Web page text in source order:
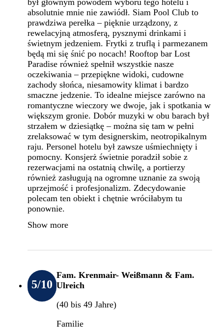
absolutnie mnie nie zawiódł. Siam Pool Club to
prawdziwa perełka – pięknie urządzony, z
rewelacyjną atmosferą, pysznymi drinkami i
świetnym jedzeniem. Frytki z truflą i parmezanem
będą mi się śnić po nocach! Rooftop bar Lost
Paradise również spełnił wszystkie nasze
oczekiwania – przepiękne widoki, cudowne
zachody słońca, niesamowity klimat i bardzo
smaczne jedzenie. To idealne miejsce zarówno na
romantyczne wieczory we dwoje, jak i spotkania w
większym gronie. Dobór muzyki w obu barach był
strzałem w dziesiątkę – można się tam w pełni
zrelaksować w tym designerskim, neotropikalnym
raju. Personel hotelu był zawsze uśmiechnięty i
pomocny. Konsjerż świetnie poradził sobie z
rezerwacjami na ostatnią chwilę, a portierzy
również zasługują na ogromne uznanie za swoją
uprzejmość i profesjonalizm. Zdecydowanie
polecam ten obiekt i chętnie wróciłabym tu
ponownie.
Show more
5/10
Fam. Krenmair- Weißmann & Fam.
Ulreich
(40 bis 49 Jahre)
Familie